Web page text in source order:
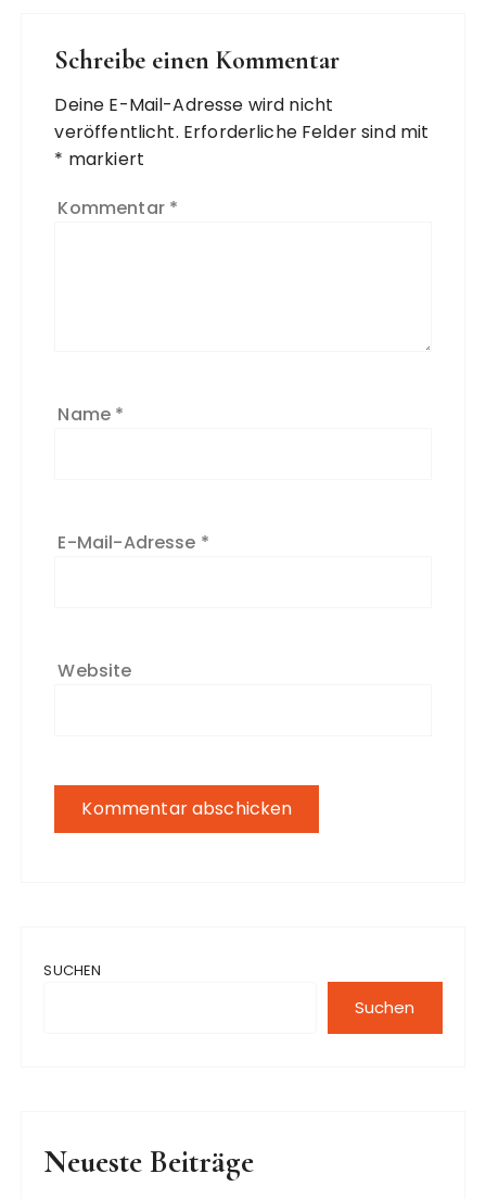
Schreibe einen Kommentar
Deine E-Mail-Adresse wird nicht
veröffentlicht. Erforderliche Felder sind mit
* markiert
Kommentar *
Name *
E-Mail-Adresse *
Website
SUCHEN
Suchen
Neueste Beiträge